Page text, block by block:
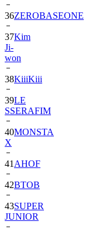
37Kim
Ji-
won
38KiiiKiii
39LE
SSERAFIM
40MONSTA
X
41
42 BTOB
43SUPER
JUNIOR
44TWICE